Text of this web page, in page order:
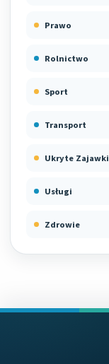
Prawo
Rolnictwo
Sport
Transport
Ukryte Zajawki
Usługi
Zdrowie